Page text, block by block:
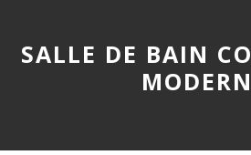
SALLE DE BAIN